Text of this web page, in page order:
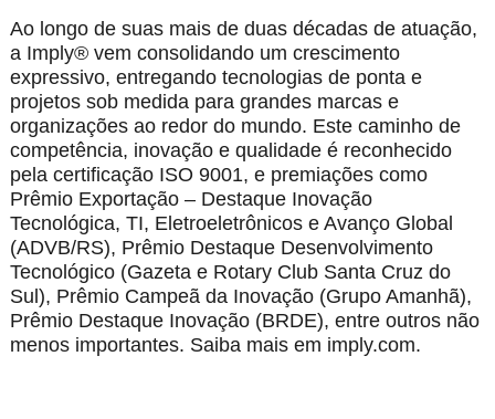
Ao longo de suas mais de duas décadas de atuação,
a Imply® vem consolidando um crescimento
expressivo, entregando tecnologias de ponta e
projetos sob medida para grandes marcas e
organizações ao redor do mundo. Este caminho de
competência, inovação e qualidade é reconhecido
pela certificação ISO 9001, e premiações como
Prêmio Exportação – Destaque Inovação
Tecnológica, TI, Eletroeletrônicos e Avanço Global
(ADVB/RS), Prêmio Destaque Desenvolvimento
Tecnológico (Gazeta e Rotary Club Santa Cruz do
Sul), Prêmio Campeã da Inovação (Grupo Amanhã),
Prêmio Destaque Inovação (BRDE), entre outros não
menos importantes. Saiba mais em imply.com.